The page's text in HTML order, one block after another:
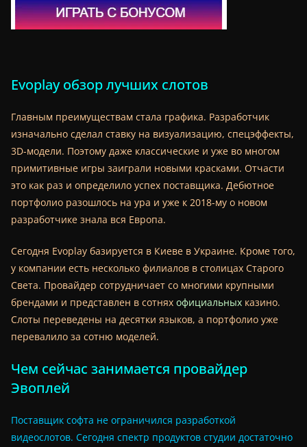
Evoplay обзор лучших слотов
Главным преимуществам стала графика. Разработчик
изначально сделал ставку на визуализацию, спецэффекты,
3D-модели. Поэтому даже классические и уже во многом
примитивные игры заиграли новыми красками. Отчасти
это как раз и определило успех поставщика. Дебютное
портфолио разошлось на ура и уже к 2018-му о новом
разработчике знала вся Европа.
Сегодня Evoplay базируется в Киеве в Украине. Кроме того,
у компании есть несколько филиалов в столицах Старого
Света. Провайдер сотрудничает со многими крупными
брендами и представлен в сотнях официальных казино.
Слоты переведены на десятки языков, а портфолио уже
перевалило за сотню моделей.
Чем сейчас занимается провайдер
Эвоплей
Поставщик софта не ограничился разработкой
видеослотов. Сегодня спектр продуктов студии достаточно